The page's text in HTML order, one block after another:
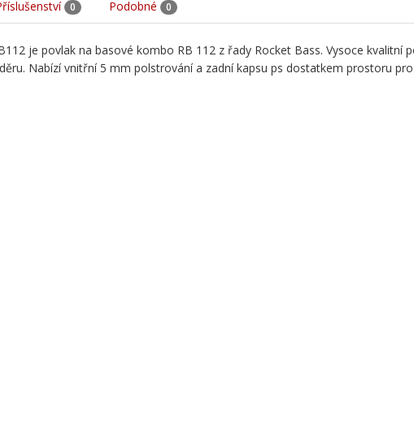
0 Podobné 0
je povlak na basové kombo RB 112 z řady Rocket Bass. Vysoce kvalitní
Nabízí vnitřní 5 mm polstrování a zadní kapsu ps dostatkem prostoru